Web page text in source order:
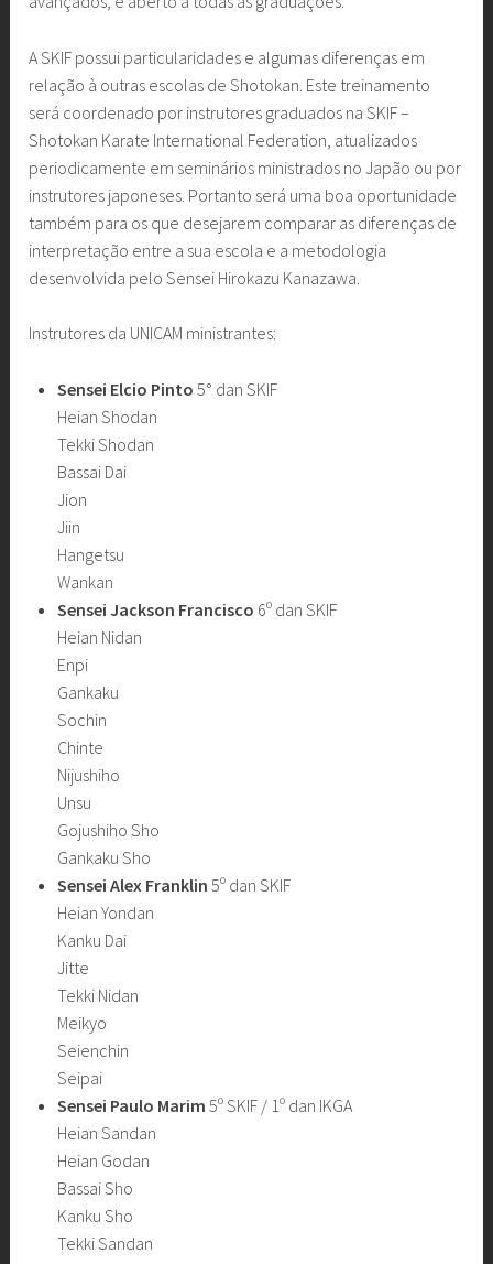
A SKIF possui particularidades e algumas diferenças em
relação à outras escolas de Shotokan. Este treinamento
será coordenado por instrutores graduados na SKIF –
Shotokan Karate International Federation, atualizados
periodicamente em seminários ministrados no Japão ou por
instrutores japoneses. Portanto será uma boa oportunidade
também para os que desejarem comparar as diferenças de
interpretação entre a sua escola e a metodologia
desenvolvida pelo Sensei Hirokazu Kanazawa.
Instrutores da UNICAM ministrantes:
Sensei Elcio Pinto 5° dan SKIF
Heian Shodan
Tekki Shodan
Bassai Dai
Jion
Jiin
Hangetsu
Wankan
Sensei Jackson Francisco 6º dan SKIF
Heian Nidan
Enpi
Gankaku
Sochin
Chinte
Nijushiho
Unsu
Gojushiho Sho
Gankaku Sho
Sensei Alex Franklin 5º dan SKIF
Heian Yondan
Kanku Dai
Jitte
Tekki Nidan
Meikyo
Seienchin
Seipai
Sensei Paulo Marim 5º SKIF / 1º dan IKGA
Heian Sandan
Heian Godan
Bassai Sho
Kanku Sho
Tekki Sandan